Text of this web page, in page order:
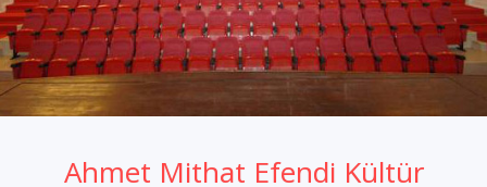
Ahmet Mithat Efendi Kültür